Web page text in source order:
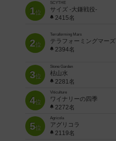
1位
SCYTHE
サイズ -大鎌戦役-
2415名
2位
Terraforming Mars
テラフォーミングマーズ
2394名
3位
Stone Garden
枯山水
2281名
4位
Viticulture
ワイナリーの四季
2272名
5位
Agricola
アグリコラ
2119名